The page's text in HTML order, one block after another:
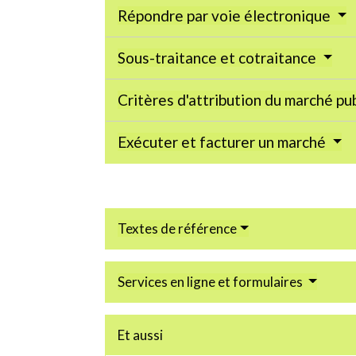
Répondre par voie électronique
Sous-traitance et cotraitance
Critères d'attribution du marché
Exécuter et facturer un marché
Textes de référence
Services en ligne et formulaires
Et aussi